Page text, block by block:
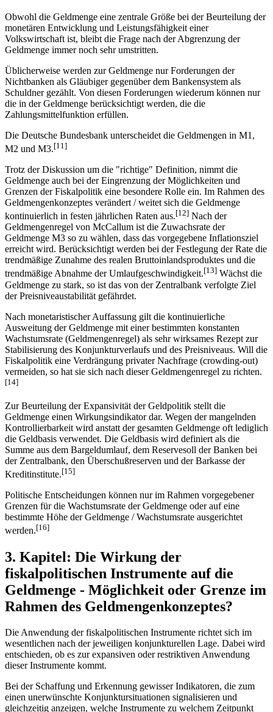
Obwohl die Geldmenge eine zentrale Größe bei der Beurteilung der
monetären Entwicklung und Leistungsfähigkeit einer
Volkswirtschaft ist, bleibt die Frage nach der Abgrenzung der
Geldmenge immer noch sehr umstritten.
Üblicherweise werden zur Geldmenge nur Forderungen der
Nichtbanken als Gläubiger gegenüber dem Bankensystem als
Schuldner gezählt. Von diesen Forderungen wiederum können nur
die in der Geldmenge berücksichtigt werden, die die
Zahlungsmittelfunktion erfüllen.
Die Deutsche Bundesbank unterscheidet die Geldmengen in M1,
M2 und M3.[11]
Trotz der Diskussion um die "richtige" Definition, nimmt die
Geldmenge auch bei der Eingrenzung der Möglichkeiten und
Grenzen der Fiskalpolitik eine besondere Rolle ein. Im Rahmen des
Geldmengenkonzeptes verändert / weitet sich die Geldmenge
kontinuierlich in festen jährlichen Raten aus.[12] Nach der
Geldmengenregel von McCallum ist die Zuwachsrate der
Geldmenge M3 so zu wählen, dass das vorgegebene Inflationsziel
erreicht wird. Berücksichtigt werden bei der Festlegung der Rate die
trendmäßige Zunahme des realen Bruttoinlandsproduktes und die
trendmäßige Abnahme der Umlaufgeschwindigkeit.[13] Wächst die
Geldmenge zu stark, so ist das von der Zentralbank verfolgte Ziel
der Preisniveaustabilität gefährdet.
Nach monetaristischer Auffassung gilt die kontinuierliche
Ausweitung der Geldmenge mit einer bestimmten konstanten
Wachstumsrate (Geldmengenregel) als sehr wirksames Rezept zur
Stabilisierung des Konjunkturverlaufs und des Preisniveaus. Will die
Fiskalpolitik eine Verdrängung privater Nachfrage (crowding-out)
vermeiden, so hat sie sich nach dieser Geldmengenregel zu richten.
[14]
Zur Beurteilung der Expansivität der Geldpolitik stellt die
Geldmenge einen Wirkungsindikator dar. Wegen der mangelnden
Kontrollierbarkeit wird anstatt der gesamten Geldmenge oft lediglich
die Geldbasis verwendet. Die Geldbasis wird definiert als die
Summe aus dem Bargeldumlauf, dem Reservesoll der Banken bei
der Zentralbank, den Überschußreserven und der Barkasse der
Kreditinstitute.[15]
Politische Entscheidungen können nur im Rahmen vorgegebener
Grenzen für die Wachstumsrate der Geldmenge oder auf eine
bestimmte Höhe der Geldmenge / Wachstumsrate ausgerichtet
werden.[16]
3. Kapitel: Die Wirkung der
fiskalpolitischen Instrumente auf die
Geldmenge - Möglichkeit oder Grenze im
Rahmen des Geldmengenkonzeptes?
Die Anwendung der fiskalpolitischen Instrumente richtet sich im
wesentlichen nach der jeweiligen konjunkturellen Lage. Dabei wird
entschieden, ob es zur expansiven oder restriktiven Anwendung
dieser Instrumente kommt.
Bei der Schaffung und Erkennung gewisser Indikatoren, die zum
einen unerwünschte Konjunktursituationen signalisieren und
gleichzeitig anzeigen, welche Instrumente zu welchem Zeitpunkt